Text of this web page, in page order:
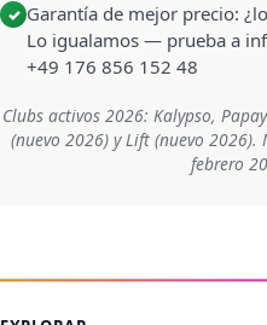
✓ Garantía de mejor precio:
Lo igualamos — prueba a
+49 176 856 152 48
Clubs activos 2026: Kalypso,
(nuevo 2026) y Lift (nuevo 2026).
febrero